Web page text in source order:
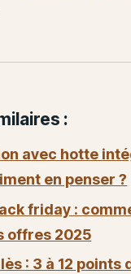
:
avec hotte
en penser ?
friday :
offres 2025
: 3 à 12 points